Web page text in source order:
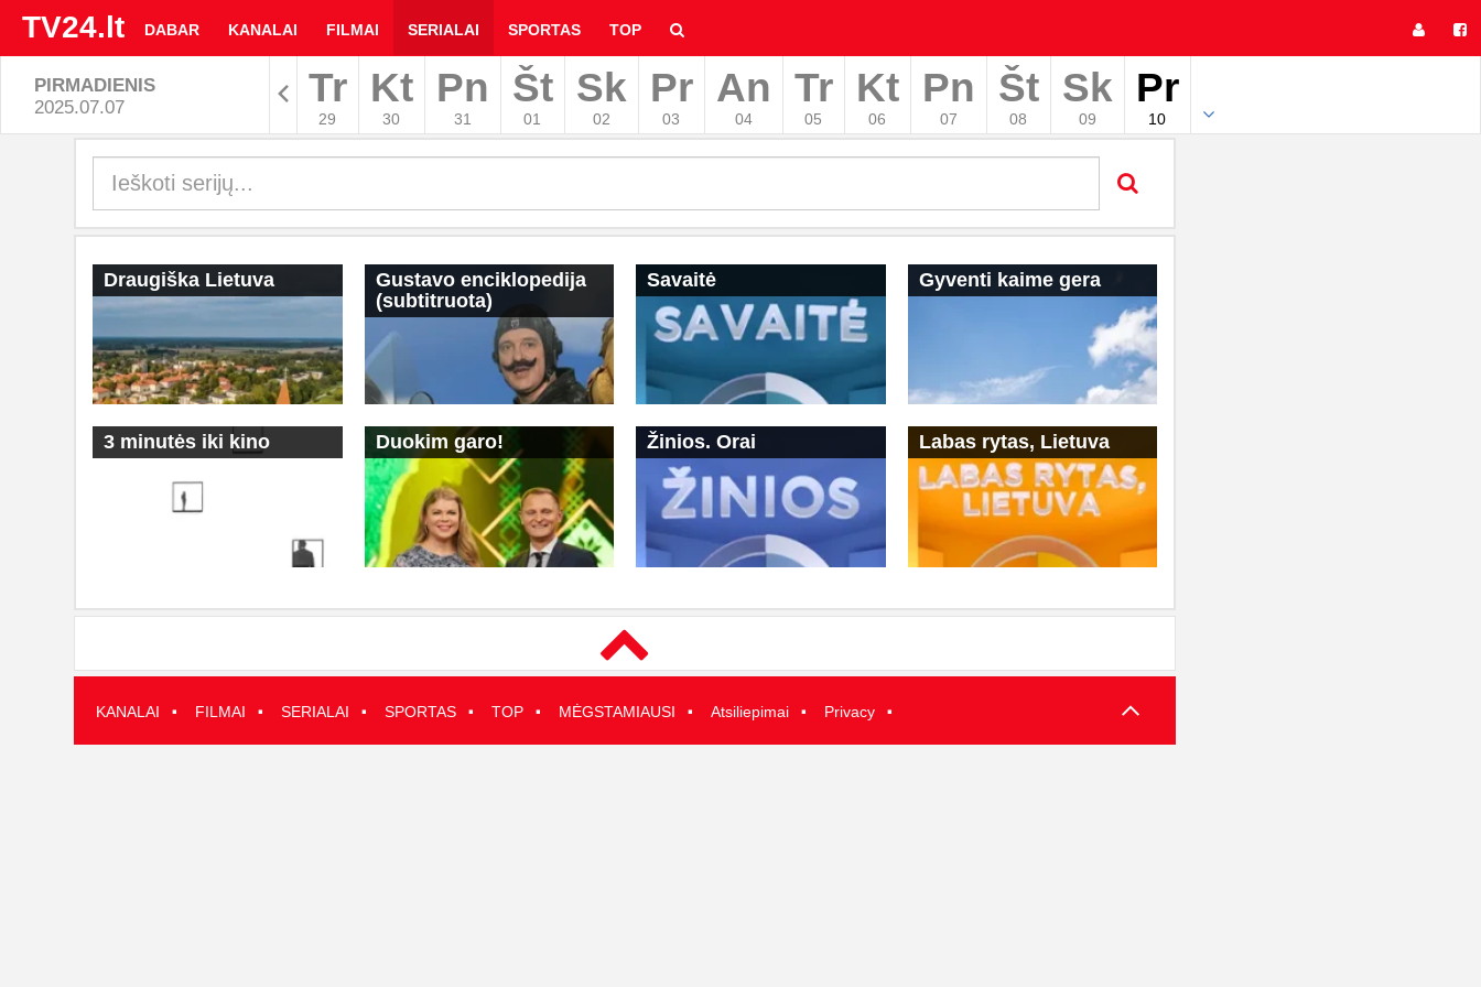
TV24.lt DABAR KANALAI FILMAI SERIALAI SPORTAS TOP
PIRMADIENIS
2025.07.07
Rodyti archyvą
Tr
29
Kt
30
Pn
31
Št
01
Sk
02
Pr
03
An
04
Tr
05
Kt
06
Pn
07
Št
08
Sk
09
Pr
10
TV
programa
TV24.LT
Draugiška Lietuva
Gustavo enciklopedija
(subtitruota)
Savaitė Gyventi kaime gera
3 minutės iki kino Duokim garo! Žinios. Orai Labas rytas, Lietuva
KANALAI · FILMAI · SERIALAI · SPORTAS · TOP · MĖGSTAMIAUSI · Atsiliepimai · Privacy ·